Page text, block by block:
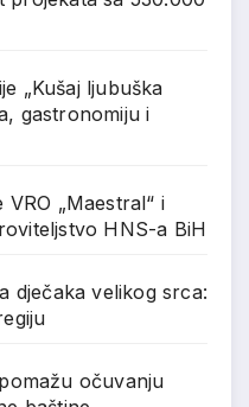
„Kušaj ljubuška
gastronomiju i
VRO „Maestral“ i
HNS-a BiH
dječaka velikog srca:
očuvanju